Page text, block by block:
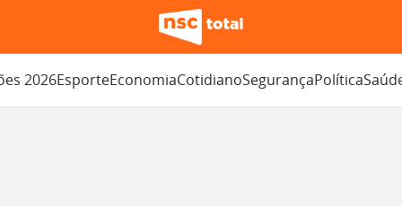
2026EsporteEconomiaCotidianoSegurançaPolítica